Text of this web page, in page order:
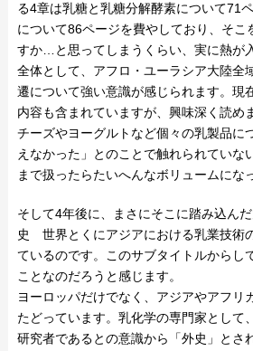
る4章は乳糖と乳糖分解酵素について71
について86ページを費やしており、そこ
すか…と思ってしまうくらい、実に熱が
全体として、アフロ・ユーラシア大陸全
遷について強い意識が感じられます。現
内容も含まれていますが、興味深く読め
チーズやヨーグルトなど個々の乳製品に
えなかった」とのことで触れられていな
まで扱ったらたいへんなボリュームにな
そして4年後に、まさにそこに踏み込ん
史 世界とくにアジアにおける乳業技術
ているのです。このサブタイトルからし
ことなのだろうと感じます。
ヨーロッパだけでなく、アジアやアフリ
たどっています。乳化学の専門家として
研究者であるとの意識から「外史」とさ